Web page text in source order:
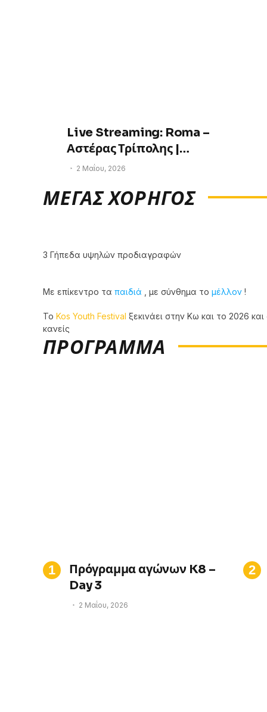
Live Streaming: Roma –
Αστέρας Τρίπολης |
Ημιτελικός Κ-12 Kos Golden |
(3/5/2026)
2 Μαΐου, 2026
ΜΕΓΑΣ ΧΟΡΗΓΟΣ
3 Γήπεδα υψηλών προδιαγραφών
Με επίκεντρο τα παιδιά , με σύνθημα το μέλλον !
To Kos Youth Festival ξεκινάει στην Κω και το 2026
κανείς
ΠΡΟΓΡΑΜΜΑ
Πρόγραμμα αγώνων K8 –
Day 3
2 Μαΐου, 2026